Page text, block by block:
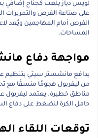
لويس دياز يلعب كجناح إضافي
على صناعة الفرص والتمريرات
الفرص أمام المهاجمين ويُعد
المساحات.
مواجهة دفاع
يدافع مانشستر سيتي بتنظيم
من ليفربول هجومًا منسقًا مع
مناطق خطيرة. يعتمد ليفربول
حامل الكرة للضغط على دفاع
توقعات اللقاء